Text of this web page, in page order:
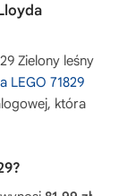
Zielony leśny
LEGO 71829
która